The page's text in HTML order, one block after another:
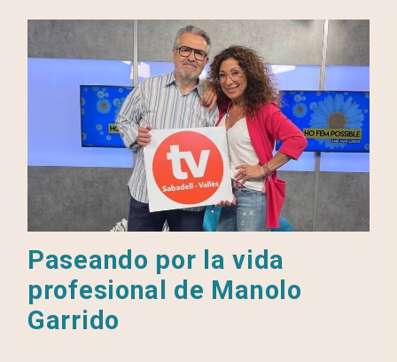
Paseando por la vida
profesional de Manolo
Garrido